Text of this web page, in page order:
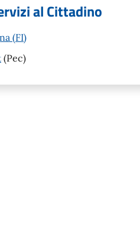
al Cittadino
(FI)
(Pec)